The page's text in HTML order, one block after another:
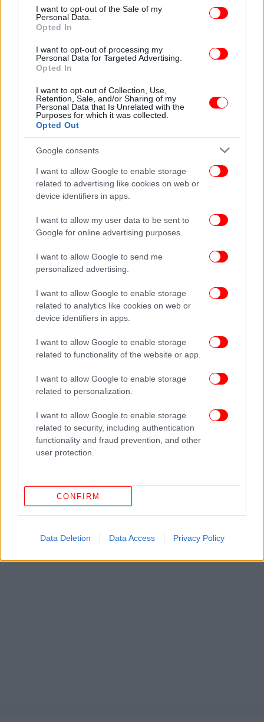
consent section.
I want to opt-out of the Sale of my
Personal Data.
Opted In
I want to opt-out of processing my
Personal Data for Targeted Advertising.
Opted In
I want to opt-out of Collection, Use,
Retention, Sale, and/or Sharing of my
Personal Data that Is Unrelated with the
Purposes for which it was collected.
Opted Out
Google consents
I want to allow Google to enable storage
related to advertising like cookies on web or
device identifiers in apps.
I want to allow my user data to be sent to
Google for online advertising purposes.
I want to allow Google to send me
personalized advertising.
I want to allow Google to enable storage
related to analytics like cookies on web or
device identifiers in apps.
I want to allow Google to enable storage
related to functionality of the website or app.
I want to allow Google to enable storage
related to personalization.
I want to allow Google to enable storage
related to security, including authentication
functionality and fraud prevention, and other
user protection.
CONFIRM
Data Deletion Data Access Privacy Policy
μετά οι συνολικές καταχωρήσεις αυξήθηκαν κατά
2,5% σε σχέση με τα επίπεδα προ COVID-19, ενώ
καταγράφονται τόσο σε ορεινές όσο και σε
παράκτιες τοποθεσίες διεθνώς. Η αυξημένη ζήτηση
σπιτιών για βραχυχρόνια μίσθωση.
Η πλατφόρμα αναφέρει ότι τους επόμενους μήνες
αναμένεται «έκρηξη» της ζήτησης για σπίτια και
εναλλακτικά καταλύματα και υψηλότερες κρατήσεις
αυτό το καλοκαίρι σε σύγκριση με το περυσινό. Γι’
αυτό και σπεύδει να προειδοποιήσει ότι δεν θα έχει
αρκετούς οικοδεσπότες για να καλύψει τη ζήτηση.
ΟΛΕΣ ΟΙ ΕΙΔΗΣΕΙΣ
Στην «απομόνωση» βάζει την Λευκορωσία η διεθνής
κοινότητα -Κυρώσεις από ΕΕ, καταδίκη από Τζο Μπάιντεν
σεξουαλική παρενόχληση -Τα μηνύματα σοκ που έστελνε
σε ανήλικες μαθήτριές του
Ανατροπή στο αφορολόγητο των παιδιών -Και στους
δύο χωρισμένους γονείς η μείωση φόρου